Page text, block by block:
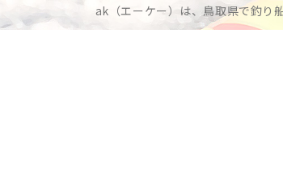
ak（エーケー）は、鳥取県で釣り